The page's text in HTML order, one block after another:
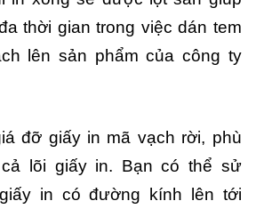
thời gian trong việc dán tem
lên sản phẩm của công ty
đỡ giấy in mã vạch rời, phù
lõi giấy in. Bạn có thể sử
in có đường kính lên tới